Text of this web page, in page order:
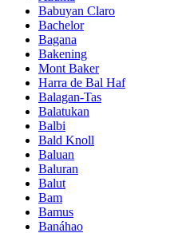
Babuyan Claro
Bachelor
Bagana
Bakening
Mont Baker
Harra de Bal Haf
Balagan-Tas
Balatukan
Balbi
Bald Knoll
Baluan
Baluran
Balut
Bam
Bamus
Banáhao